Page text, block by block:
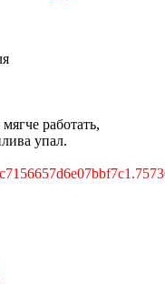
работать,
упал.